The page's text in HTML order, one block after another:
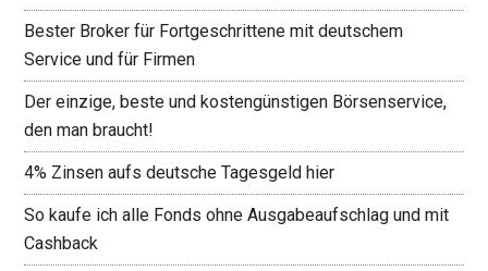
Bester Broker für Fortgeschrittene mit deutschem
Service und für Firmen
Der einzige, beste und kostengünstigen Börsenservice,
den man braucht!
4% Zinsen aufs deutsche Tagesgeld hier
So kaufe ich alle Fonds ohne Ausgabeaufschlag und mit
Cashback